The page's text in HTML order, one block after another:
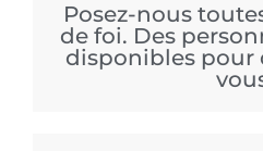
Posez-nous
de foi. Des
disponibles pour